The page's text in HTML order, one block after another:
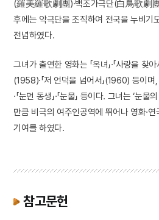
(羅美羅歌劇團)·백조가극단(白鳥歌劇
후에는 악극단을 조직하여 전국을 누비기
전념하였다.
그녀가 출연한 영화는 「옥녀」·「사랑을 찾아
(1958)·「저 언덕을 넘어서」(1960) 등이며,
·「눈먼 동생」·「눈물」 등이다. 그녀는 ‘눈
만큼 비극의 여주인공역에 뛰어나 영화·
기여를 하였다.
참고문헌